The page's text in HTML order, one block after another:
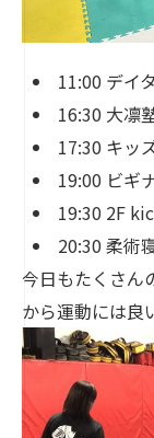
11:00 デイ
16:30 大凛
17:30 キッ
19:00 ビギ
19:30 2F
20:30 柔術
今日もたくさん
から運動には良